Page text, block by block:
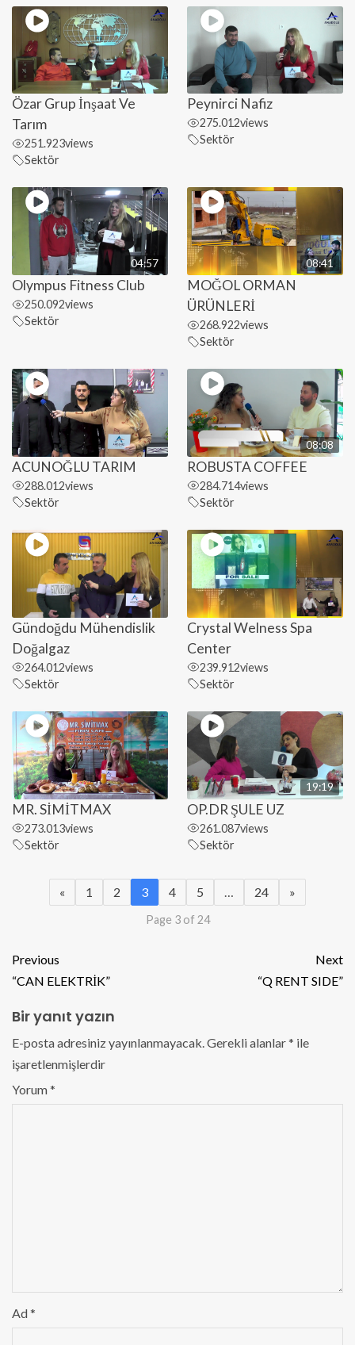
Özar Grup İnşaat Ve
Tarım
251.923views
Sektör
Peynirci Nafiz
275.012views
Sektör
04:57
Olympus Fitness Club
250.092views
Sektör
08:41
MOĞOL ORMAN
ÜRÜNLERİ
268.922views
Sektör
ACUNOĞLU TARIM
288.012views
Sektör
08:08
ROBUSTA COFFEE
284.714views
Sektör
Gündoğdu Mühendislik
Doğalgaz
264.012views
Sektör
Crystal Welness Spa
Center
239.912views
Sektör
MR. SİMİTMAX
273.013views
Sektör
19:19
OP.DR ŞULE UZ
261.087views
Sektör
« 1 2 3 4 5 24 »
Page 3 of 24
Previous
“CAN ELEKTRİK”
Next
“Q RENT SIDE”
Bir yanıt yazın
E-posta adresiniz yayınlanmayacak. Gerekli alanlar* ile
işaretlenmişlerdir
Yorum*
Ad*